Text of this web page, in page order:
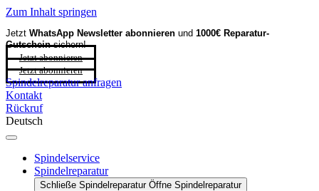
Zum Inhalt springen
Jetzt WhatsApp Newsletter abonnieren und 1000€ Reparatur-
Gutscheinsichern!
Jetzt abonnieren
Jetzt abonnieren
Spindelreparatur anfragen
Kontakt
Rückruf
Deutsch
Spindelservice
Spindelreparatur
Schließe Spindelreparatur Öffne Spindelreparatur